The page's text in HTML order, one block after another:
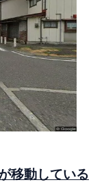
移動している